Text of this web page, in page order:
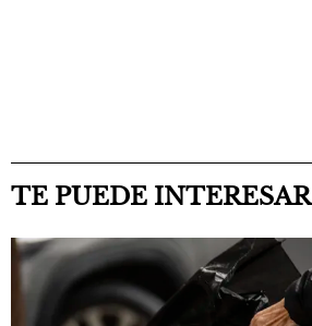
TE PUEDE INTERESAR